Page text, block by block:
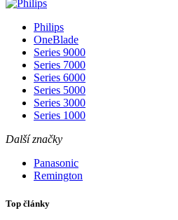
Philips
OneBlade
Series 9000
Series 7000
Series 6000
Series 5000
Series 3000
Series 1000
Další značky
Panasonic
Remington
Top články